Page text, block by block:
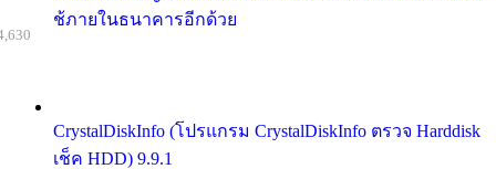
ช้ภายในธนาคารอีกด้วย
CrystalDiskInfo (โปรแกรม CrystalDiskInfo ตรวจ Harddisk
เช็ค HDD) 9.9.1